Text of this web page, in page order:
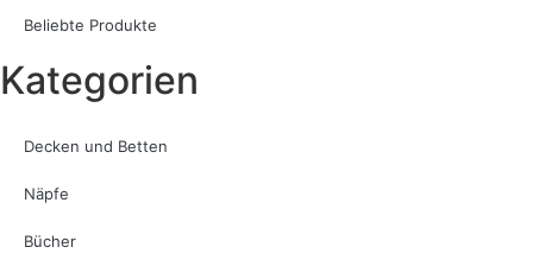
Beliebte Produkte
Kategorien
Decken und Betten
Näpfe
Bücher